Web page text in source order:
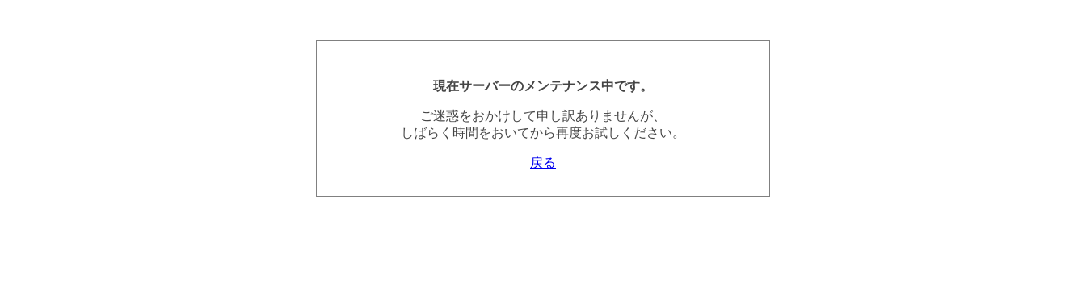
現在サーバーのメンテナンス中です。
ご迷惑をおかけして申し訳ありませんが、
しばらく時間をおいてから再度お試しください。
戻る